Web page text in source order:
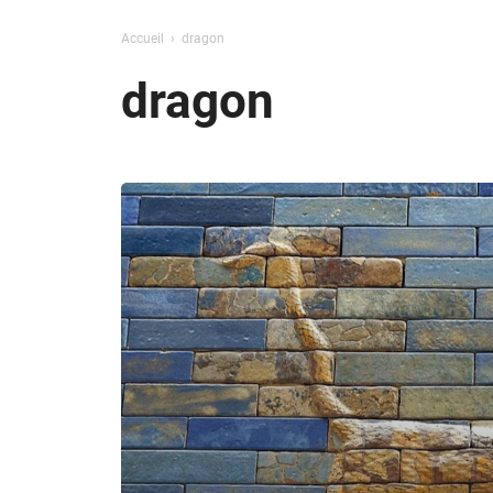
Accueil dragon
dragon